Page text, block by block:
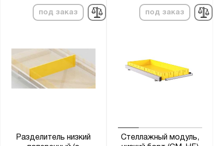
под заказ
Разделитель низкий
под заказ
Стеллажный модуль,